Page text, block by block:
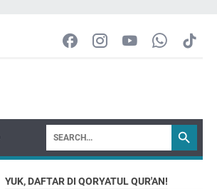
YUK, DAFTAR DI QORYATUL QUR'AN!